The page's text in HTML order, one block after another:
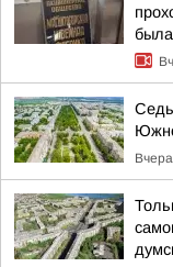
была